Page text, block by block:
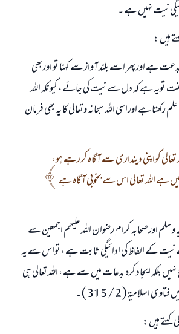
نیت نہيں ہے ۔
ہیں :
ہے اورپھر اسے بلند آواز سے کہنا تو اوربھی
تویہ ہے کہ دل سے نیت کی جائے ، کیونکہ اللہ
علم رکھتا ہے اوراسی اللہ سبحانہ وتعالی کا یہ بھی فرمان
تعالی کواپنی دینداری سے آگاہ کررہے ہو ،
ہے اللہ تعالی اس سے بخوبی آگاہ ہے
وسلم اورصحابہ کرام رضوان اللہ علیھم اجمعین سے
نیت کے الفاظ کی ادائيگي ثابت ہے ، تواس سے یہ
بلکہ ایجاد کرہ بدعات میں سے ہے ، اللہ تعالی ہی
اسلامیۃ ( 2 / 315 ) ۔
کہتے ہیں :